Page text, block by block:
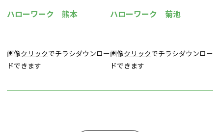
ハローワーク 熊本
画像クリックでチラシダウンロー
ドできます
ハローワーク 菊池
画像クリックでチラシダウンロー
ドできます